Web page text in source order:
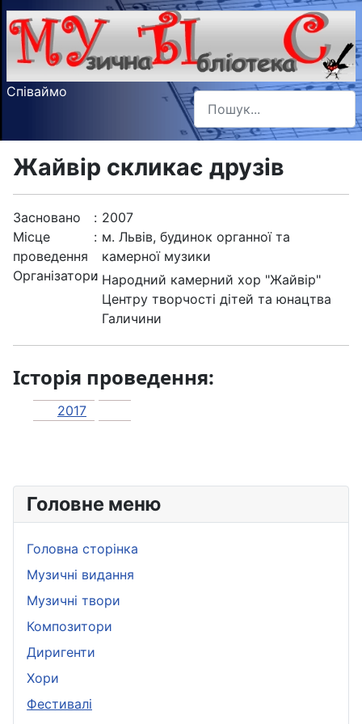
Співаймо Пошук
Type 2 or more characters
Головне меню
Головна сторінка
Музичні видання
Музичні твори
Композитори
Диригенти
Хори
Фестивалі
Жайвір скликає друзів
Засновано : 2007
Місце
проведення
: м. Львів, будинок органної та
камерної музики
Організатори
: Народний камерний хор "Жайвір"
Центру творчості дітей та юнацтва
Галичини
Історія проведення:
2017